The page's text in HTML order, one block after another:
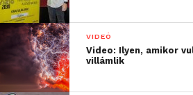
VIDEÓ
Video: Ilyen, amikor
villámlik